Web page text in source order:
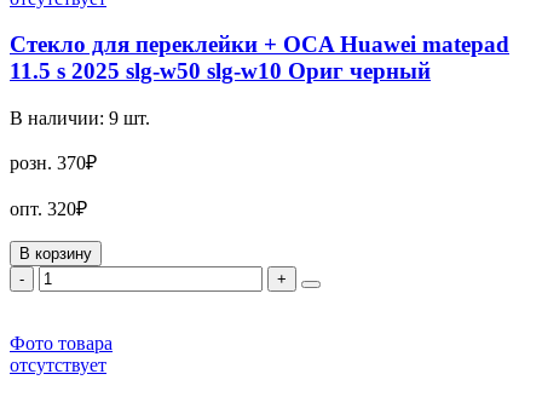
Стекло для переклейки + OCA Huawei matepad
11.5 s 2025 slg-w50 slg-w10 Ориг черный
В наличии: 9 шт.
розн. 370₽
опт. 320₽
В корзину
-
+
Фото товара
отсутствует